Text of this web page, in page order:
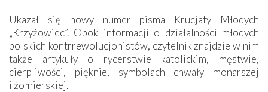
Ukazał się nowy numer pisma Krucjaty Młodych
„Krzyżowiec”. Obok informacji o działalności młodych
polskich kontrrewolucjonistów, czytelnik znajdzie w nim
także artykuły o rycerstwie katolickim, męstwie,
cierpliwości, pięknie, symbolach chwały monarszej
i żołnierskiej.